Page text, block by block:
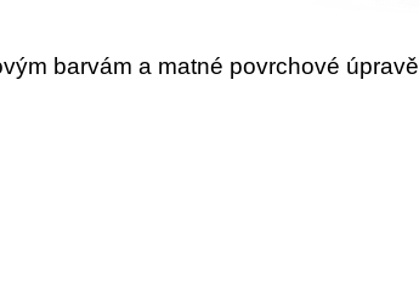
barvám a matné povrchové úpravě